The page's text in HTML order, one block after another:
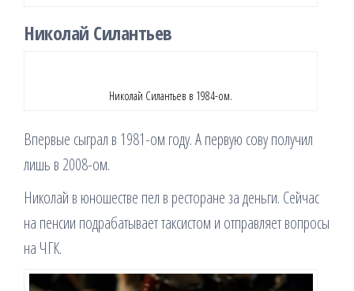
Николай Силантьев
Николай Силантьев в 1984-ом.
Впервые сыграл в 1981-ом году. А первую сову получил
лишь в 2008-ом.
Николай в юношестве пел в ресторане за деньги. Сейчас
на пенсии подрабатывает таксистом и отправляет вопросы
на ЧГК.